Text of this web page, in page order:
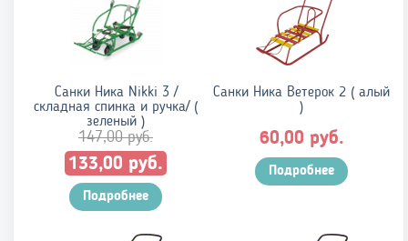
Санки Ника Nikki 3 /
складная спинка и ручка/ (
зеленый )
147,00руб.
Первоначальная
цена
составляла
147,00 руб..
133,00 руб.
Подробнее
Санки Ника Ветерок 2 ( алый
)
60,00 руб.
Подробнее